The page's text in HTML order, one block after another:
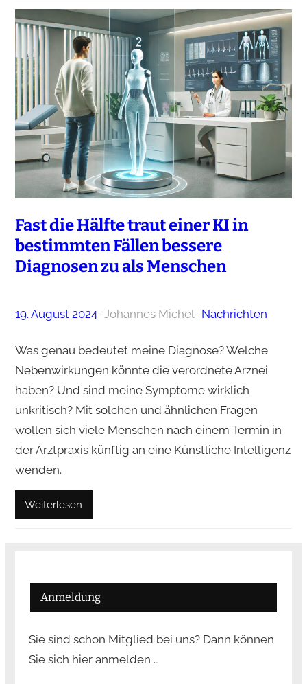
Fast die Hälfte traut einer KI in
bestimmten Fällen bessere
Diagnosen zu als Menschen
19. August 2024–Johannes Michel–Nachrichten
Was genau bedeutet meine Diagnose? Welche
Nebenwirkungen könnte die verordnete Arznei
haben? Und sind meine Symptome wirklich
unkritisch? Mit solchen und ähnlichen Fragen
wollen sich viele Menschen nach einem Termin in
der Arztpraxis künftig an eine Künstliche Intelligenz
wenden.
Weiterlesen
Anmeldung
Sie sind schon Mitglied bei uns? Dann können
Sie sich hier anmelden …